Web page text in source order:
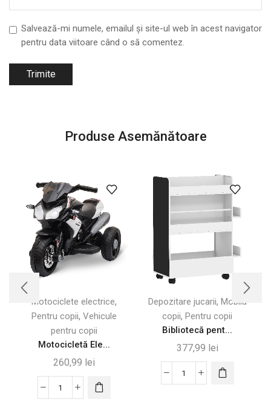
Salvează-mi numele, emailul și site-ul web în acest navigator
pentru data viitoare când o să comentez.
Produse Asemănătoare
Motociclete electrice,
Pentru copii, Vehicule
pentru copii
Motocicletă Ele...
260,99 lei
Cantitate
Depozitare jucarii, Mobila
copii, Pentru copii
Bibliotecă pent...
377,99 lei
Cantitate